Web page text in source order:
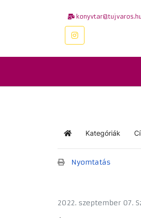
konyvtar@tujvaros.hu
KezdőlapKategóriák
Nyomtatás
2022. szeptember 07.